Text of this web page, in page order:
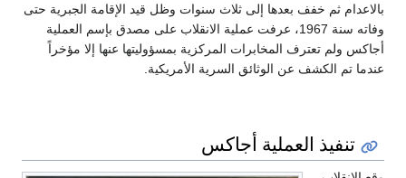
بالاعدام ثم خفف بعدها إلى ثلاث سنوات وظل قيد الإقامة الجبرية حتى
وفاته سنة 1967، عرفت عملية الانقلاب على مصدق بإسم العملية
أجاكس ولم تعترف المخابرات المركزية بمسؤوليتها عنها إلا مؤخراً
عندما تم الكشف عن الوثائق السرية الأمريكية.
تنفيذ العملية أجاكس